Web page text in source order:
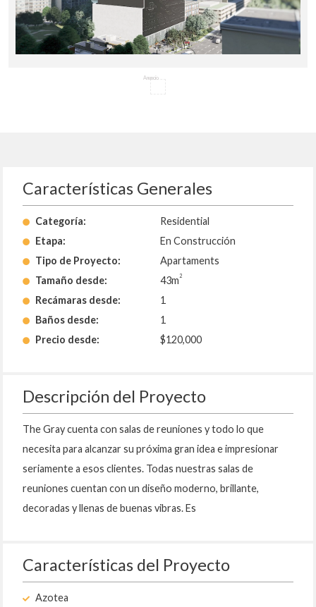
Anuncio
Características Generales
Categoría:
Residential
Etapa:
En Construcción
Tipo de Proyecto:
Apartaments
Tamaño desde:
43m 2
Recámaras desde:
1
Baños desde:
1
Precio desde:
$120,000
Descripción del Proyecto
The Gray cuenta con salas de reuniones y todo lo que
necesita para alcanzar su próxima gran idea e impresionar
seriamente a esos clientes. Todas nuestras salas de
reuniones cuentan con un diseño moderno, brillante,
decoradas y llenas de buenas vibras. Es
Características del Proyecto
Azotea